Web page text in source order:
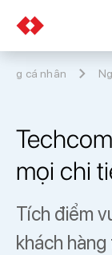
cá nhân
mọi chi
Tích điểm
khách